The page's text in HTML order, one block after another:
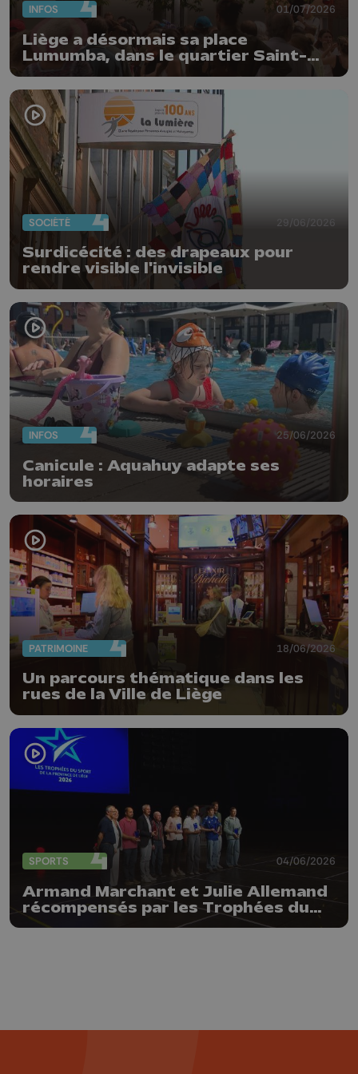
INFOS 01/07/2026
Liège a désormais sa place
Lumumba, dans le quartier Saint-
SOCIÉTÉ 29/06/2026
Surdicécité : des drapeaux pour
rendre visible l'invisible
INFOS 25/06/2026
Canicule : Aquahuy adapte ses
horaires
PATRIMOINE 18/06/2026
Un parcours thématique dans les
rues de la Ville de Liège
SPORTS 04/06/2026
Armand Marchant et Julie Allemand
récompensés par les Trophées du
sport de la Province de Liège